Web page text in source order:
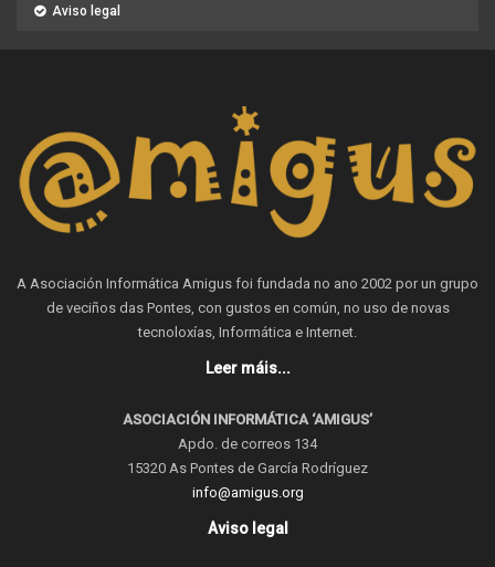
Aviso legal
A Asociación Informática Amigus foi fundada no ano 2002 por un grupo
de veciños das Pontes, con gustos en común, no uso de novas
tecnoloxías, Informática e Internet.
Leer máis...
ASOCIACIÓN INFORMÁTICA ‘AMIGUS’
Apdo. de correos 134
15320 As Pontes de García Rodríguez
info@amigus.org
Aviso legal